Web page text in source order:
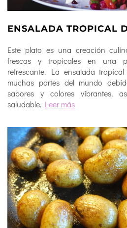
ENSALADA TROPICAL
Este plato es una creación
frescas y tropicales en una
refrescante. La ensalada
muchas partes del mundo
sabores y colores vibrantes,
saludable. Leer más